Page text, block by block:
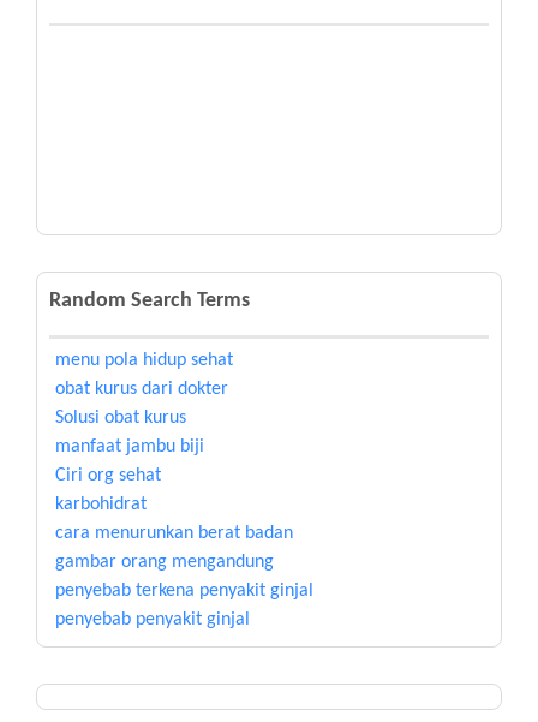
Random Search Terms
menu pola hidup sehat
obat kurus dari dokter
Solusi obat kurus
manfaat jambu biji
Ciri org sehat
karbohidrat
cara menurunkan berat badan
gambar orang mengandung
penyebab terkena penyakit ginjal
penyebab penyakit ginjal